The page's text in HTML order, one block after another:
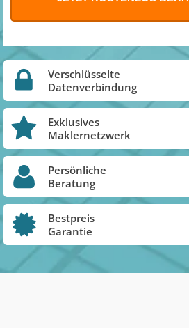
Verschlüsselte
Datenverbindung
Exklusives
Maklernetzwerk
Persönliche
Beratung
Bestpreis
Garantie